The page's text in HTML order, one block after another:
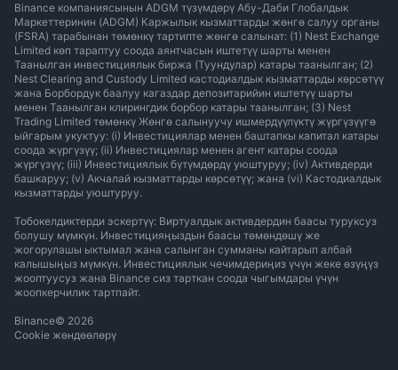
Binance компаниясынын ADGM түзүмдөрү Абу-Даби Глобалдык
Маркеттеринин (ADGM) Каржылык кызматтарды жөнгө салуу органы
(FSRA) тарабынан төмөнкү тартипте жөнгө салынат: (1) Nest Exchange
Limited көп тараптуу соода аянтчасын иштетүү шарты менен
Таанылган инвестициялык биржа (Туундулар) катары таанылган; (2)
Nest Clearing and Custody Limited кастодиалдык кызматтарды көрсөтүү
жана Борбордук баалуу кагаздар депозитарийин иштетүү шарты
менен Таанылган клирингдик борбор катары таанылган; (3) Nest
Trading Limited төмөнкү Жөнгө салынуучу ишмердүүлүктү жүргүзүүгө
ыйгарым укуктуу: (i) Инвестициялар менен баштапкы капитал катары
соода жүргүзүү; (ii) Инвестициялар менен агент катары соода
жүргүзүү; (iii) Инвестициялык бүтүмдөрдү уюштуруу; (iv) Активдерди
башкаруу; (v) Акчалай кызматтарды көрсөтүү; жана (vi) Кастодиалдык
кызматтарды уюштуруу.
Тобокелдиктерди эскертүү: Виртуалдык активдердин баасы туруксуз
болушу мүмкүн. Инвестицияңыздын баасы төмөндөшү же
жогорулашы ыктымал жана салынган сумманы кайтарып албай
калышыңыз мүмкүн. Инвестициялык чечимдериңиз үчүн жеке өзүңүз
жооптуусуз жана Binance сиз тарткан соода чыгымдары үчүн
жоопкерчилик тартпайт.
Binance© 2026
Cookie жөндөөлөрү